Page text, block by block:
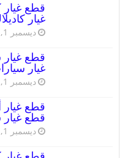
غيار
ديسمبر 1, 2023
غيار
ديسمبر 1, 2023
قطع غيار
ديسمبر 1, 2023